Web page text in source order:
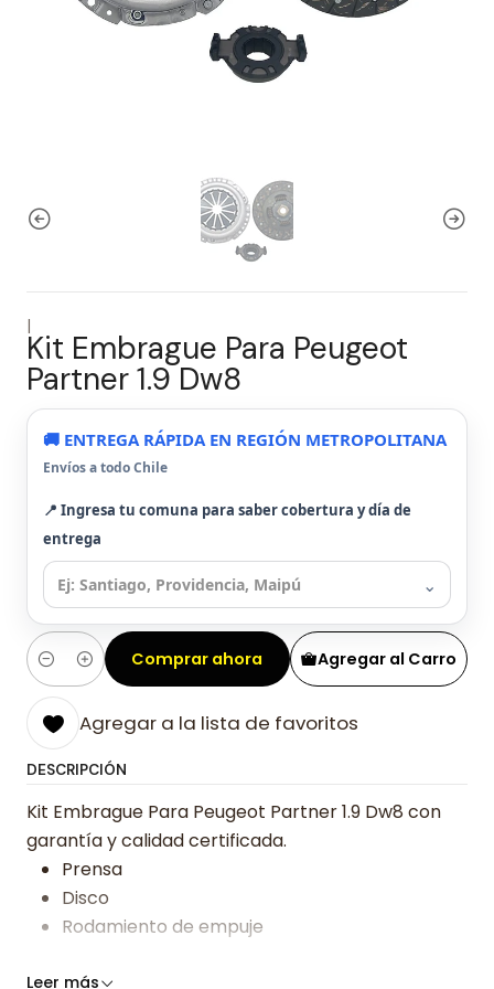
|
Kit Embrague Para Peugeot
Partner 1.9 Dw8
🚚 ENTREGA RÁPIDA EN REGIÓN METROPOLITANA
Envíos a todo Chile
📍 Ingresa tu comuna para saber cobertura y día de
entrega
⌄
Cantidad
Agregar al Carro
Comprar ahora
Agregar a la lista de favoritos
DESCRIPCIÓN
Kit Embrague Para Peugeot Partner 1.9 Dw8 con
garantía y calidad certificada.
Prensa
Disco
Rodamiento de empuje
Somos especialistas en embragues desde 2019,
Leer más